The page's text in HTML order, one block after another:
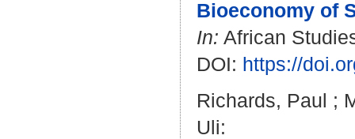
Bioeconomy of
In: African
DOI: https://
Richards, Paul ;
Uli: